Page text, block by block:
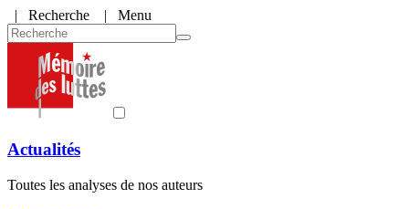
| Recherche | Menu
Actualités
Toutes les analyses de nos auteurs